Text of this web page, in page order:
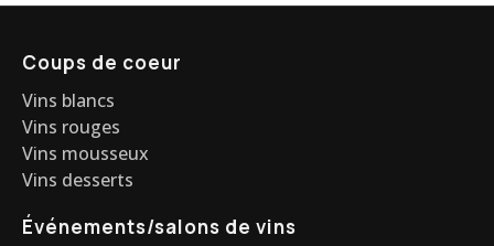
Coups de coeur
Vins blancs
Vins rouges
Vins mousseux
Vins desserts
Événements/salons de vins